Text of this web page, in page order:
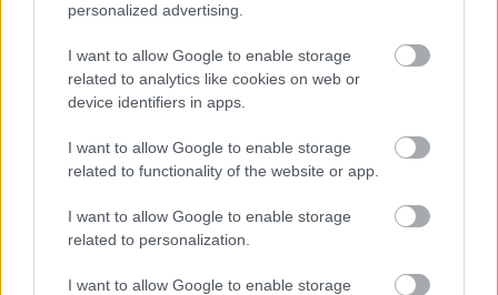
personalized advertising.
I want to allow Google to enable storage
related to analytics like cookies on web or
device identifiers in apps.
I want to allow Google to enable storage
related to functionality of the website or app.
I want to allow Google to enable storage
related to personalization.
I want to allow Google to enable storage
Νέος σχεδιασμός καταλύτη βελτιώνει
την παραγωγή αμμωνίας
καταστέλλοντας ανεπιθύμητες
αντιδράσεις